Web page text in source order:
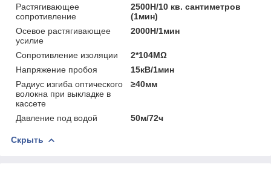
Растягивающее
сопротивление
2500Н/10 кв. сантиметров
(1мин)
Осевое растягивающее
усилие
2000Н/1мин
Сопротивление изоляции
2*104MΩ
Напряжение пробоя
15кВ/1мин
Радиус изгиба оптического
волокна при выкладке в
кассете
≥40мм
Давление под водой 50м/72ч
Скрыть